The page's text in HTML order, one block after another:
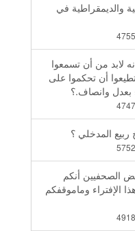
والديمقراطية في
4755
لابد من أن تسمعوا
أن تحكموا على
وانصاف.؟
4747
المدخلي ؟
5752
الصحفيين أنكم
الإفتراء وماموقفكم
4918